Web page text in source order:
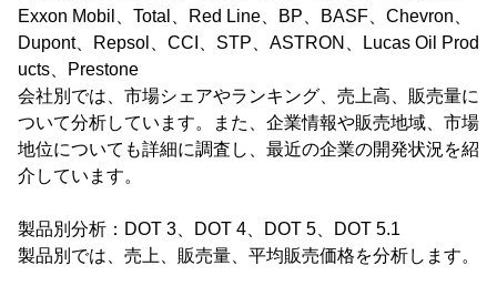
Exxon Mobil、Total、Red Line、BP、BASF、Chevron、
Dupont、Repsol、CCI、STP、ASTRON、Lucas Oil Prod
ucts、Prestone
会社別では、市場シェアやランキング、売上高、販売量に
ついて分析しています。また、企業情報や販売地域、市場
地位についても詳細に調査し、最近の企業の開発状況を紹
介しています。
製品別分析：DOT 3、DOT 4、DOT 5、DOT 5.1
製品別では、売上、販売量、平均販売価格を分析します。